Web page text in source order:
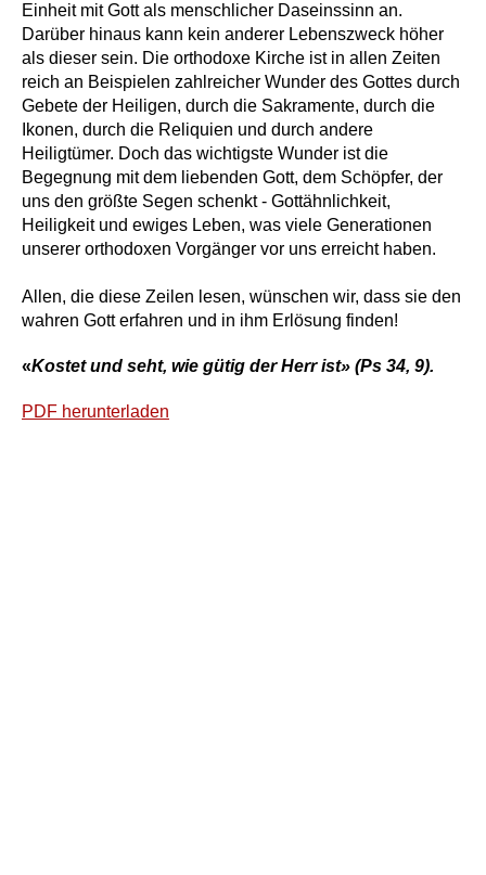
Einheit mit Gott als menschlicher Daseinssinn an.
Darüber hinaus kann kein anderer Lebenszweck höher
als dieser sein. Die orthodoxe Kirche ist in allen Zeiten
reich an Beispielen zahlreicher Wunder des Gottes durch
Gebete der Heiligen, durch die Sakramente, durch die
Ikonen, durch die Reliquien und durch andere
Heiligtümer. Doch das wichtigste Wunder ist die
Begegnung mit dem liebenden Gott, dem Schöpfer, der
uns den größte Segen schenkt - Gottähnlichkeit,
Heiligkeit und ewiges Leben, was viele Generationen
unserer orthodoxen Vorgänger vor uns erreicht haben.
Allen, die diese Zeilen lesen, wünschen wir, dass sie den
wahren Gott erfahren und in ihm Erlösung finden!
«Kostet und seht, wie gütig der Herr ist» (Ps 34, 9).
PDF herunterladen